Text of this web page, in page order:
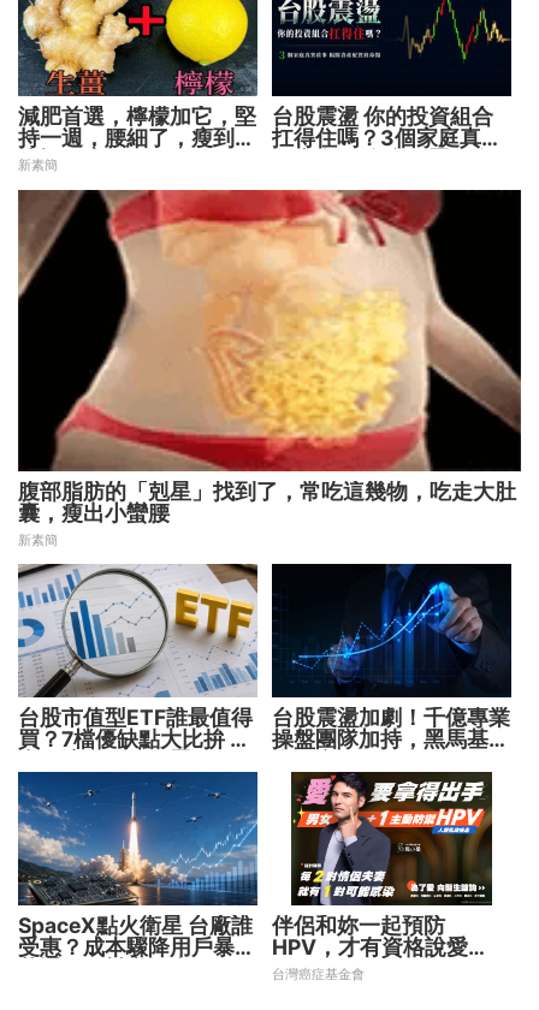
減肥首選，檸檬加它，堅
持一週，腰細了，瘦到你
懷疑人生
新素簡
台股震盪 你的投資組合
扛得住嗎？3個家庭真實
腹部脂肪的「剋星」找到了，常吃這幾物，吃走大肚
囊，瘦出小蠻腰
新素簡
台股市值型ETF誰最值得
買？7檔優缺點大比拚 找
台股震盪加劇！千億專業
操盤團隊加持，黑馬基金
SpaceX點火衛星 台廠誰
受惠？成本驟降用戶暴增
伴侶和妳一起預防
HPV，才有資格說愛
妳！
台灣癌症基金會